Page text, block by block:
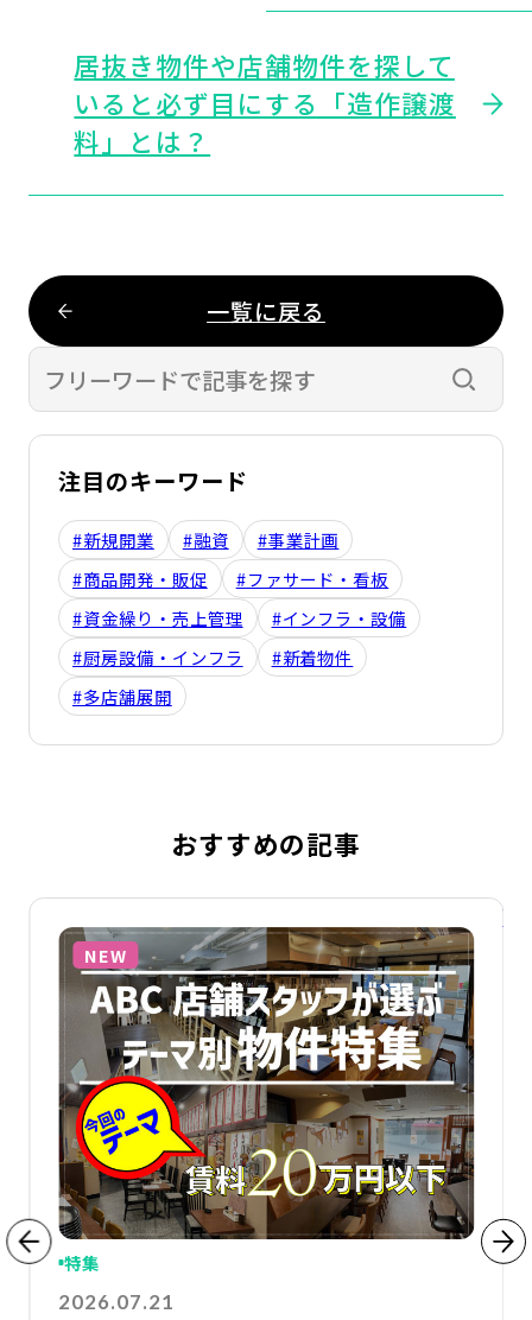
居抜き物件や店舗物件を探して
いると必ず目にする「造作譲渡
料」とは？
一覧に戻る
検索す
注目のキーワード
#新規開業 #融資
#事業計画
#商品開発・販促
#ファサード・看板
#資金繰り・売上管理
#インフラ・設備
#厨房設備・インフラ
#新着物件
#多店舗展開
おすすめの記事
細を見る
NEW
特集
2026.07.21